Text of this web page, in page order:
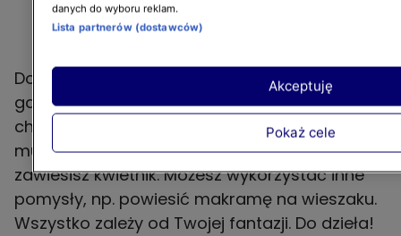
Dodatkowo pamiętaj o tym, by przemyśleć,
gdzie Twój kwietnik-makrama ma wisieć. Jeśli
chcesz go powiesić na ścianie lub na suficie,
musisz wyposażyć się w hak, na którym
zawiesisz kwietnik. Możesz wykorzystać inne
pomysły, np. powiesić makramę na wieszaku.
Wszystko zależy od Twojej fantazji. Do dzieła!
danych do wyboru reklam.
Lista partnerów (dostawców)
Pokaż cele
Akceptuję